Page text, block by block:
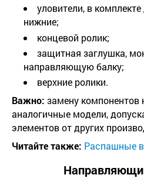
уловители, в
нижние;
концевой ролик;
защитная заглушка,
направляющую балку;
верхние ролики.
Важно: замену компонентов
аналогичные модели,
элементов от других
Читайте также: Распашные